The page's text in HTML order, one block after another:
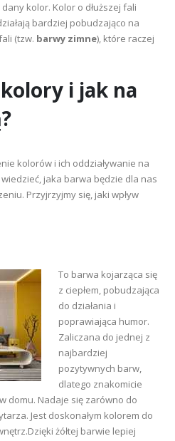
kolor. Kolor o dłuższej fali
bardziej pobudzająco na
(tzw. barwy zimne), które raczej
i jak na
kolorów i ich oddziaływanie na
jaka barwa będzie dla nas
Przyjrzyjmy się, jaki wpływ
To barwa kojarząca się
z ciepłem, pobudzająca
do działania i
poprawiająca humor.
Zaliczana do jednej z
najbardziej
pozytywnych barw,
dlatego znakomicie
domu. Nadaje się zarówno do
Jest doskonałym kolorem do
żółtej barwie lepiej